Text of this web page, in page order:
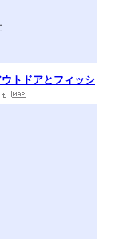
ウトドアとフィッシ